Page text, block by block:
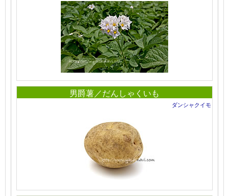
男爵薯／だんしゃくいも
ダンシャクイモ